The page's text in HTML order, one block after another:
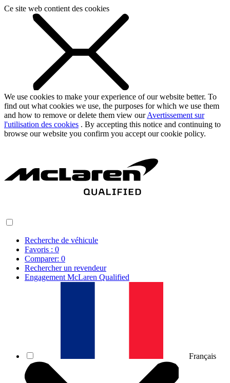
Ce site web contient des cookies
We use cookies to make your experience of our website better. To
find out what cookies we use, the purposes for which we use them
and how to remove or delete them view ourAvertissement sur
l'utilisation des cookies . By accepting this notice and continuing to
browse our website you confirm you accept our cookie policy.
Recherche de véhicule
Favoris : 0
Comparer: 0
Rechercher un revendeur
Engagement McLaren Qualified
Français